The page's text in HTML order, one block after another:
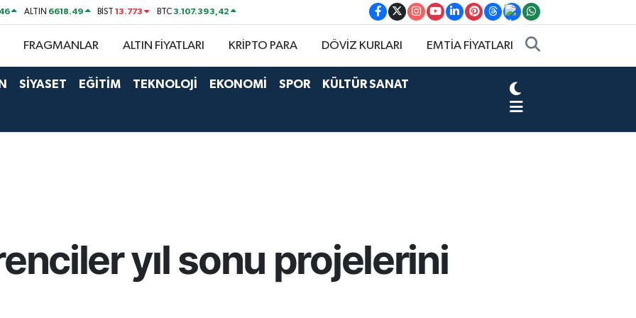
ALTIN 6618.49 BİST13.773 BTC3.107.393,42
FRAGMANLAR ALTIN FİYATLARI KRİPTO PARA DÖVİZ KURLARI EMTİA FİYATLARI
SİYASET EĞİTİM TEKNOLOJİ EKONOMİ SPOR KÜLTÜR SANAT
yıl sonu projelerini